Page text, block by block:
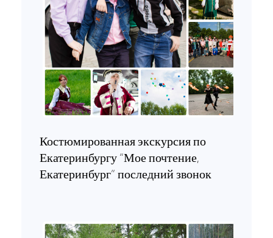
Костюмированная экскурсия по
Екатеринбургу “Мое почтение,
Екатеринбург” последний звонок